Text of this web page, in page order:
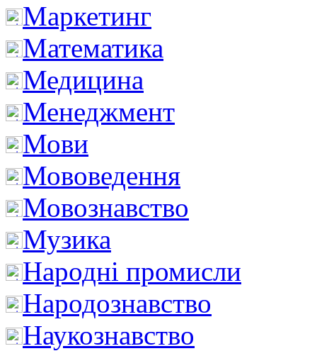
Маркетинг
Математика
Медицина
Менеджмент
Мови
Мововедення
Мовознавство
Музика
Народні промисли
Народознавство
Наукознавство